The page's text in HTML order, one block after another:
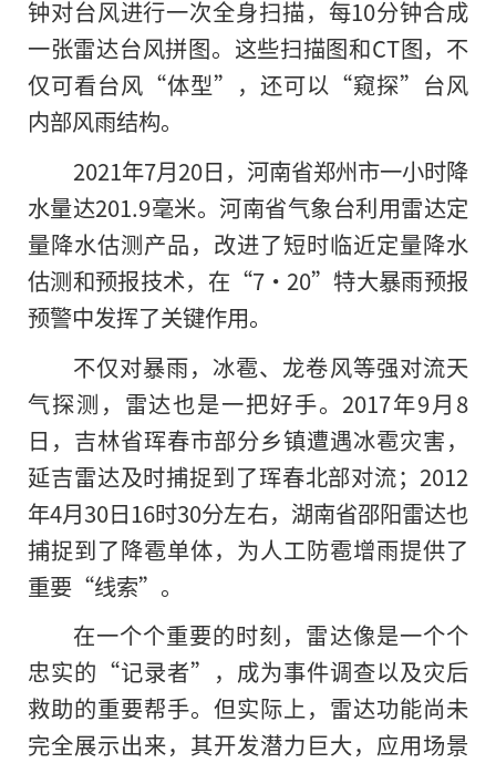
钟对台风进行一次全身扫描，每10分钟合成
一张雷达台风拼图。这些扫描图和CT图，不
仅可看台风“体型”，还可以“窥探”台风
内部风雨结构。
2021年7月20日，河南省郑州市一小时降
水量达201.9毫米。河南省气象台利用雷达定
量降水估测产品，改进了短时临近定量降水
估测和预报技术，在“7·20”特大暴雨预报
预警中发挥了关键作用。
不仅对暴雨，冰雹、龙卷风等强对流天
气探测，雷达也是一把好手。2017年9月8
日，吉林省珲春市部分乡镇遭遇冰雹灾害，
延吉雷达及时捕捉到了珲春北部对流；2012
年4月30日16时30分左右，湖南省邵阳雷达也
捕捉到了降雹单体，为人工防雹增雨提供了
重要“线索”。
在一个个重要的时刻，雷达像是一个个
忠实的“记录者”，成为事件调查以及灾后
救助的重要帮手。但实际上，雷达功能尚未
完全展示出来，其开发潜力巨大，应用场景